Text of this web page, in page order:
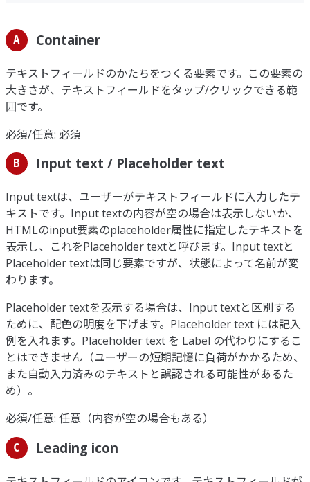
A Container
テキストフィールドのかたちをつくる要素です。この要素の
大きさが、テキストフィールドをタップ/クリックできる範
囲です。
必須/任意: 必須
B Input text / Placeholder text
Input textは、ユーザーがテキストフィールドに入力したテ
キストです。Input textの内容が空の場合は表示しないか、
HTMLのinput要素のplaceholder属性に指定したテキストを
表示し、これをPlaceholder textと呼びます。Input textと
Placeholder textは同じ要素ですが、状態によって名前が変
わります。
Placeholder textを表示する場合は、Input textと区別する
ために、配色の明度を下げます。Placeholder text には記入
例を入れます。Placeholder text を Label の代わりにするこ
とはできません（ユーザーの短期記憶に負荷がかかるため、
また自動入力済みのテキストと誤認される可能性があるた
め）。
必須/任意: 任意（内容が空の場合もある）
C Leading icon